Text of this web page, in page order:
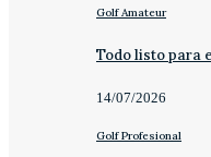
Golf Amateur
Todo listo para
14/07/2026
Golf Profesional